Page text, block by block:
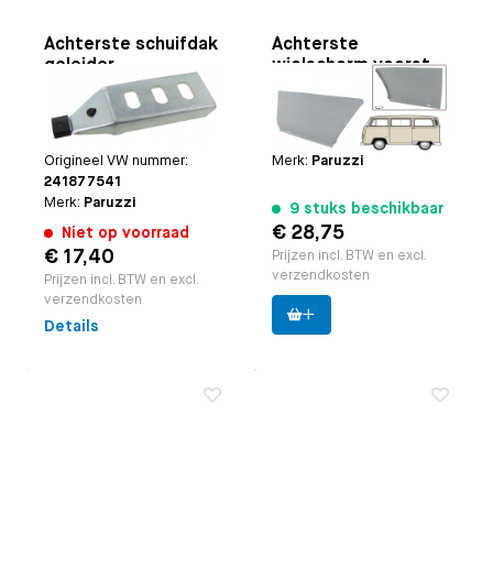
Achterste schuifdak
geleider
Toepasbaar op
Bus
8.1967 t/m 7.1979
Paruzzi nummer:
Origineel VW nummer:
241877541
Merk: Paruzzi
Niet op voorraad
€ 17,40
Prijzen incl. BTW en excl.
verzendkosten
Details
Achterste
wielscherm voorste
deel links
Toepasbaar op
Bus
8.1967 t/m 7.1972
Paruzzi nummer:20809
Merk: Paruzzi
9 stuks beschikbaar
€ 28,75
Prijzen incl. BTW en excl.
verzendkosten